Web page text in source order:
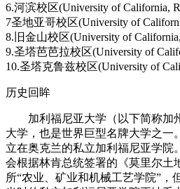
6.河滨校区(University of California,
7圣地亚哥校区(University of
8.旧金山校区(University of
9.圣塔芭芭拉校区(University of
10.圣塔克鲁兹校区(University of
历史回眸
加利福尼亚大学（以下简称加
大学，也是世界巨型名牌大学之一
立在奥克兰的私立加利福尼亚学院
会根据林肯总统签署的《莫里尔土
所“农业、矿业和机械工艺学院”，